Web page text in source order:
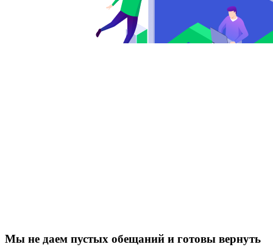
Мы не даем пустых обещаний и готовы вернуть